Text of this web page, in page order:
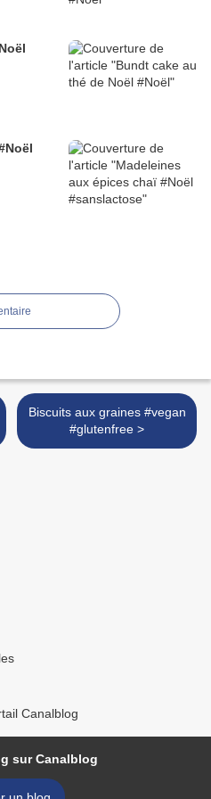
Biscuits aux graines #vegan
#glutenfree >
Canalblog
sur Canalblog